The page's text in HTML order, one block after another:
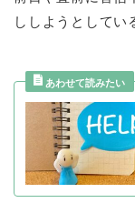
ししようとしてい